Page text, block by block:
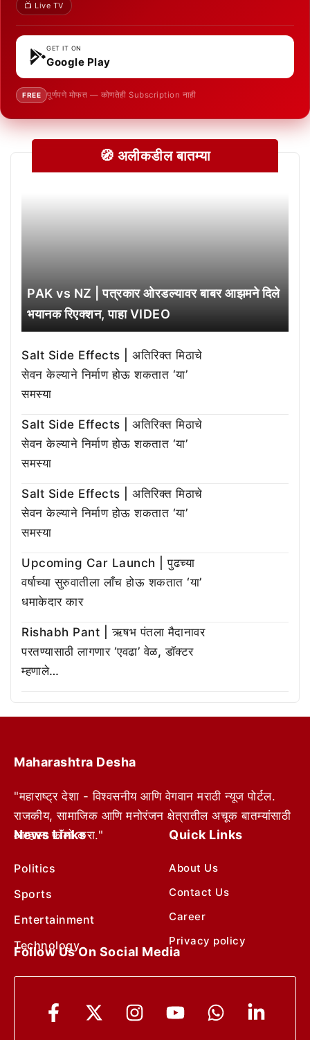
📺 Live TV
GET IT ON
Google Play
FREE पूर्णपणे मोफत — कोणतेही Subscription नाही
🧭 अलीकडील बातम्या
PAK vs NZ | पत्रकार ओरडल्यावर बाबर आझमने दिले
भयानक रिएक्शन, पाहा VIDEO
Salt Side Effects | अतिरिक्त मिठाचे
सेवन केल्याने निर्माण होऊ शकतात ‘या’
समस्या
Salt Side Effects | अतिरिक्त मिठाचे
सेवन केल्याने निर्माण होऊ शकतात ‘या’
समस्या
Salt Side Effects | अतिरिक्त मिठाचे
सेवन केल्याने निर्माण होऊ शकतात ‘या’
समस्या
Upcoming Car Launch | पुढच्या
वर्षाच्या सुरुवातीला लाँच होऊ शकतात ‘या’
धमाकेदार कार
Rishabh Pant | ऋषभ पंतला मैदानावर
परतण्यासाठी लागणार ‘एवढा’ वेळ, डॉक्टर
म्हणाले…
Maharashtra Desha
"महाराष्ट्र देशा - विश्वसनीय आणि वेगवान मराठी न्यूज पोर्टल.
राजकीय, सामाजिक आणि मनोरंजन क्षेत्रातील अचूक बातम्यांसाठी
आम्हाला फॉलो करा."
News Links
Politics
Sports
Entertainment
Technology
Quick Links
About Us
Contact Us
Career
Privacy policy
Follow Us On Social Media